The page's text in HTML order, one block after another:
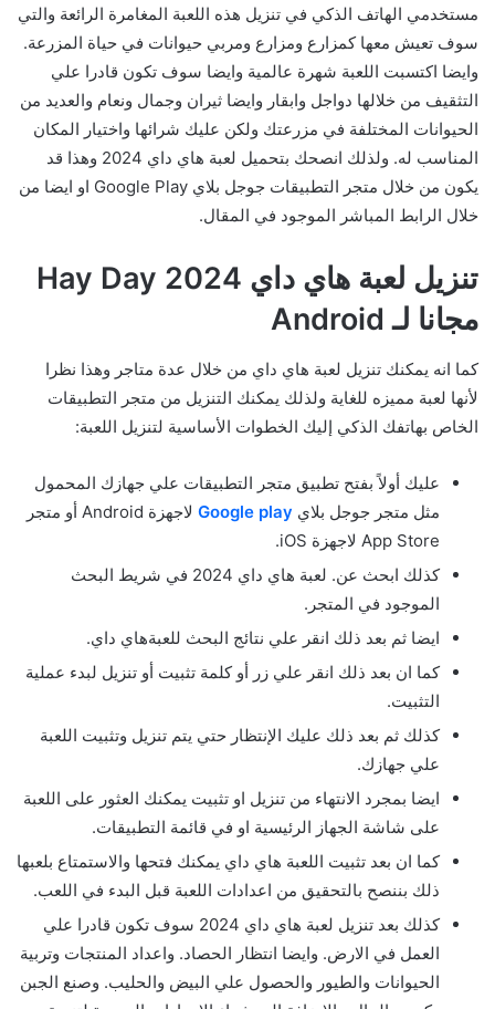
مستخدمي الهاتف الذكي في تنزيل هذه اللعبة المغامرة الرائعة والتي
سوف تعيش معها كمزارع ومزارع ومربي حيوانات في حياة المزرعة.
وايضا اكتسبت اللعبة شهرة عالمية وايضا سوف تكون قادرا علي
التثقيف من خلالها دواجل وابقار وايضا ثيران وجمال ونعام والعديد من
الحيوانات المختلفة في مزرعتك ولكن عليك شرائها واختيار المكان
المناسب له. ولذلك انصحك بتحميل لعبة هاي داي 2024 وهذا قد
يكون من خلال متجر التطبيقات جوجل بلاي Google Play او ايضا من
خلال الرابط المباشر الموجود في المقال.
تنزيل لعبة هاي داي Hay Day 2024
مجانا لـ Android
كما انه يمكنك تنزيل لعبة هاي داي من خلال عدة متاجر وهذا نظرا
لأنها لعبة مميزه للغاية ولذلك يمكنك التنزيل من متجر التطبيقات
الخاص بهاتفك الذكي إليك الخطوات الأساسية لتنزيل اللعبة:
عليك أولاً بفتح تطبيق متجر التطبيقات علي جهازك المحمول
مثل متجر جوجل بلاي
لاجهزة Android أو متجر
App Store لاجهزة iOS.
كذلك ابحث عن. لعبة هاي داي 2024 في شريط البحث
الموجود في المتجر.
ايضا ثم بعد ذلك انقر علي نتائج البحث للعبةهاي داي.
كما ان بعد ذلك انقر علي زر أو كلمة تثبيت أو تنزيل لبدء عملية
التثبيت.
كذلك ثم بعد ذلك عليك الإنتظار حتي يتم تنزيل وتثبيت اللعبة
علي جهازك.
ايضا بمجرد الانتهاء من تنزيل او تثبيت يمكنك العثور على اللعبة
على شاشة الجهاز الرئيسية او في قائمة التطبيقات.
كما ان بعد تثبيت اللعبة هاي داي يمكنك فتحها والاستمتاع بلعبها
ذلك بننصح بالتحقيق من اعدادات اللعبة قبل البدء في اللعب.
كذلك بعد تنزيل لعبة هاي داي 2024 سوف تكون قادرا علي
العمل في الارض. وايضا انتظار الحصاد. واعداد المنتجات وتربية
الحيوانات والطيور والحصول علي البيض والحليب. وصنع الجبن